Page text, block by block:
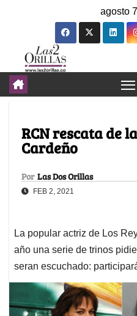
agosto
RCN rescata de
Cardeño
Por Las Dos Orillas
FEB 2, 2021
La popular actriz de Los
año una serie de trinos
seran escuchado: